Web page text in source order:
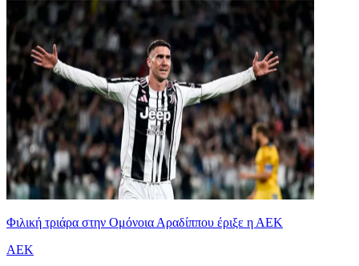
Φιλική τριάρα στην Ομόνοια Αραδίππου έριξε η ΑΕΚ
ΑΕΚ